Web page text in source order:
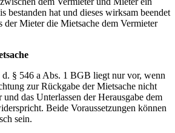
bestanden hat und dieses wirksam beendet
der Mieter die Mietsache dem Vermieter
§ 546 a Abs. 1 BGB liegt nur vor, wenn
zur Rückgabe der Mietsache nicht
das Unterlassen der Herausgabe dem
Beide Voraussetzungen können
sein.